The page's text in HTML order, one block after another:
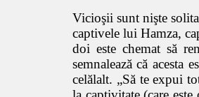
Vicioşii sunt nişte
captivele lui Hamza,
doi este chemat să
semnalează că acesta
celălalt. „Să te expui